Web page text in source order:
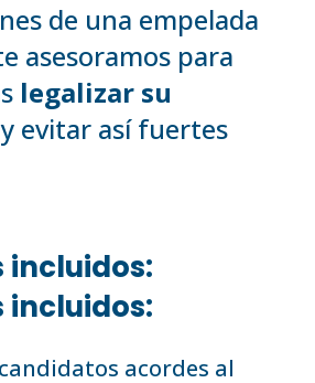
de una empelada
asesoramos para
legalizar su
y evitar así fuertes
incluidos:
incluidos:
acordes al